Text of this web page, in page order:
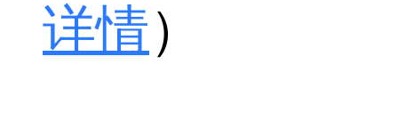
详情）